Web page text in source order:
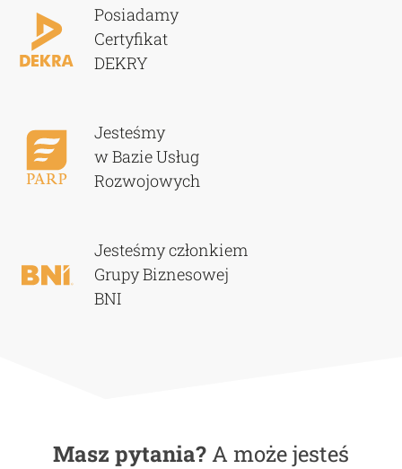
Posiadamy
Certyfikat
DEKRY
Jesteśmy
w Bazie Usług
Rozwojowych
Jesteśmy członkiem
Grupy Biznesowej
BNI
Masz pytania?A może jesteś